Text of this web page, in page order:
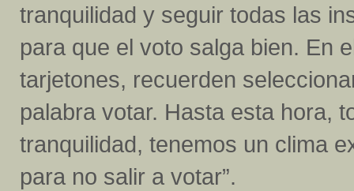
tranquilidad y seguir todas las
para que el voto salga bien. En
tarjetones, recuerden
palabra votar. Hasta esta hora,
tranquilidad, tenemos un clima
para no salir a votar”.